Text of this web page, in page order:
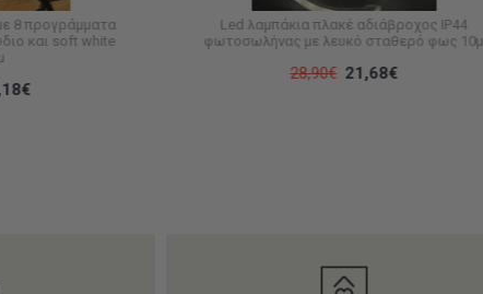
8 προγράμματα
και soft white
Led λαμπάκια πλακέ αδιάβροχος IP44
φωτοσωλήνας με λευκό σταθερό φως 10μ
28,90€ 21,68€